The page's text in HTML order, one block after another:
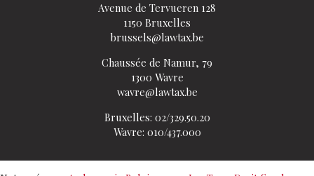
Avenue de Tervueren 128
1150 Bruxelles
brussels@lawtax.be
Chaussée de Namur, 79
1300 Wavre
wavre@lawtax.be
Bruxelles: 02/329.50.20
Wavre: 010/437.000